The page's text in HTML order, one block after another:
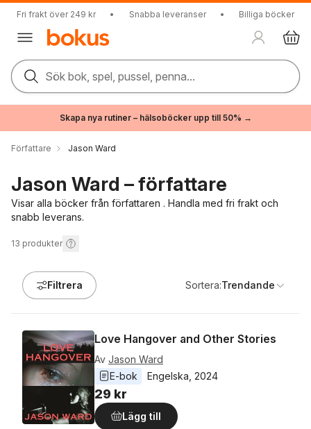
Fri frakt över 249 kr • Snabba leveranser • Billiga böcker
Sök bok, spel, pussel, penna...
Skapa nya rutiner – hälsoböcker upp till 50% →
Författare Jason Ward
Jason Ward – författare
Visar alla böcker från författaren . Handla med fri frakt och
snabb leverans.
13 produkter
Filtrera Sortera:Trendande
Love Hangover and Other Stories
Av Jason Ward
E-bok
Engelska 2024
29 kr
Lägg till